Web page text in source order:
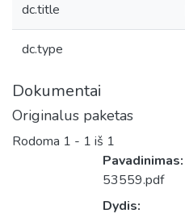
dc.title
dc.type
Dokumentai
Originalus paketas
Rodoma 1 - 1 iš 1
Pavadinimas:
53559.pdf
Dydis: